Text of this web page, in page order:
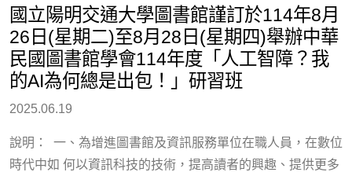
國立陽明交通大學圖書館謹訂於114年8月
26日(星期二)至8月28日(星期四)舉辦中華
民國圖書館學會114年度「人工智障？我
的AI為何總是出包！」研習班
2025.06.19
說明： 一、為增進圖書館及資訊服務單位在職人員，在數位
時代中如 何以資訊科技的技術，提高讀者的興趣、提供更多